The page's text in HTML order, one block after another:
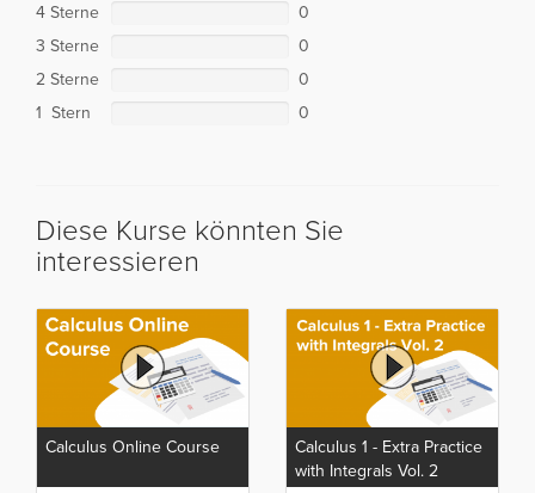
4 Sterne
0
3 Sterne
0
2 Sterne
0
1 Stern
0
Diese Kurse könnten Sie
interessieren
Calculus Online Course
Calculus 1 - Extra Practice
with Integrals Vol. 2